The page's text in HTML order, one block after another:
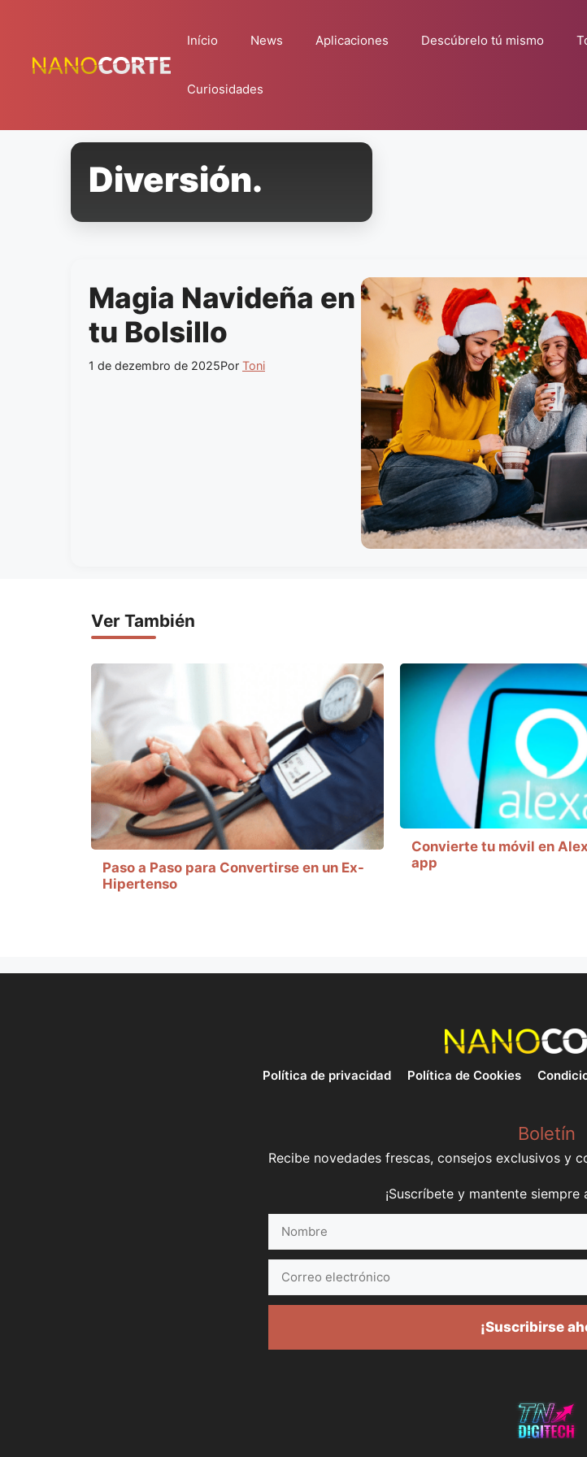
conteúdo
Início News Aplicaciones Descúbrelo tú mismo
Curiosidades
Diversión.
Magia Navideña en
tu Bolsillo
1 de dezembro de 2025Por Toni
Ver También
Paso a Paso para Convertirse en un Ex-
Hipertenso
Convierte tu móvil en
app
Política de privacidad Política de Cookies
Boletín
Recibe novedades frescas, consejos exclusivos y
¡Suscríbete y mantente
electrónico
¡Suscribirse